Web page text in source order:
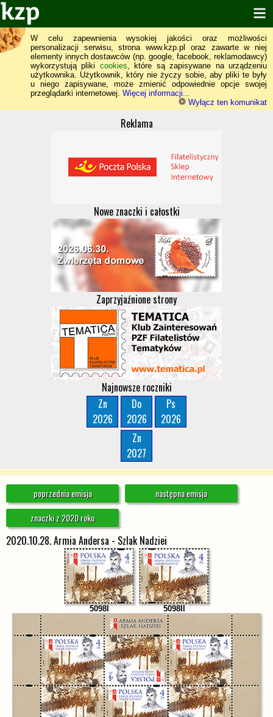
W celu zapewnienia wysokiej jakości oraz możliwości
personalizacji serwisu, strona www.kzp.pl oraz zawarte w niej
elementy innych dostawców (np. google, facebook, reklamodawcy)
wykorzystują pliki cookies, które są zapisywane na urządzeniu
użytkownika. Użytkownik, który nie życzy sobie, aby pliki te były
u niego zapisywane, może zmienić odpowiednie opcje swojej
przeglądarki internetowej. Więcej informacji...
Wyłącz ten komunikat
Reklama
Nowe znaczki i całostki
Zaprzyjaźnione strony
Najnowsze roczniki
Zn
2026
Do
2026
Ps
2026
Zn
2027
poprzednia emisja
następna emisja
znaczki z 2020 roku
2020.10.28. Armia Andersa - Szlak Nadziei
5098I 5098II